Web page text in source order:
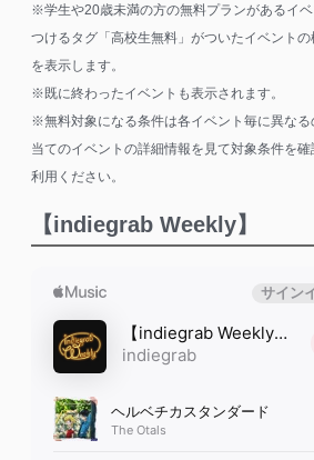
※学生や20歳未満の方の無料プランがあるイ
つけるタグ「高校生無料」がついたイベントの
を表示します。
※既に終わったイベントも表示されます。
※無料対象になる条件は各イベント毎に異なる
当てのイベントの詳細情報を見て対象条件を
利用ください。
【indiegrab Weekly】